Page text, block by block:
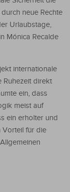
neue Rechte
Urlaubstage,
Mónica Recalde
internationale
Ruhezeit direkt
ein, dass
meist auf
ein erholter und
Vorteil für die